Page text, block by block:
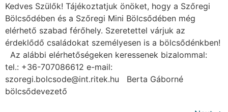
Kedves Szülők! Tájékoztatjuk önöket, hogy a Szőregi
Bölcsődében és a Szőregi Mini Bölcsődében még
elérhető szabad férőhely. Szeretettel várjuk az
érdeklődő családokat személyesen is a bölcsődénkben!
Az alábbi elérhetőségeken keressenek bizalommal:
tel.: +36-707086612 e-mail:
szoregi.bolcsode@int.ritek.hu Berta Gáborné
bölcsődevezető